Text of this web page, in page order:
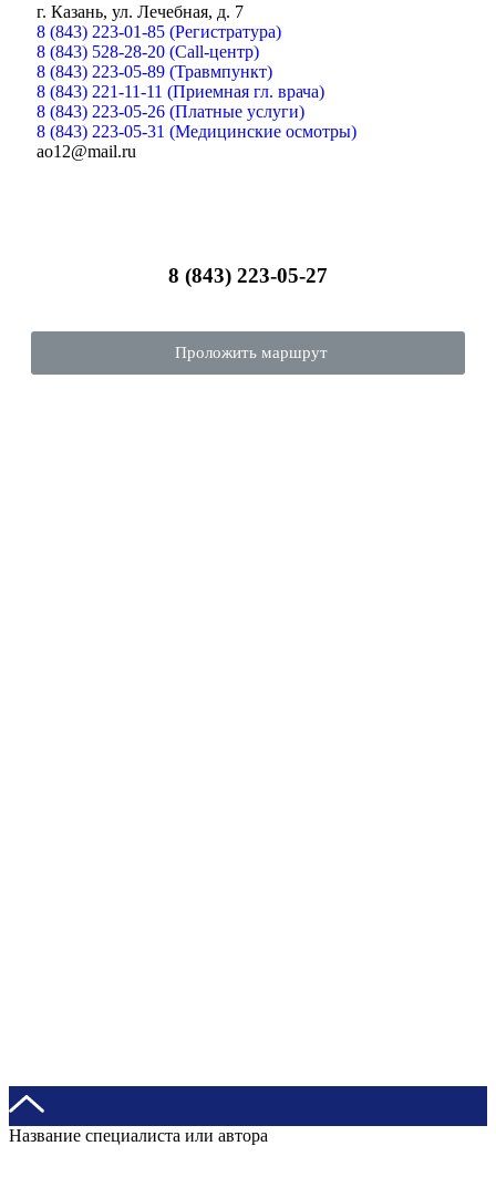
г. Казань, ул. Лечебная, д. 7
8 (843) 223-01-85 (Регистратура)
8 (843) 528-28-20 (Call-центр)
8 (843) 223-05-89 (Травмпункт)
8 (843) 221-11-11 (Приемная гл. врача)
8 (843) 223-05-26 (Платные услуги)
8 (843) 223-05-31 (Медицинские осмотры)
ao12@mail.ru
8 (843) 223-05-27
Проложить маршрут
Название специалиста или автора